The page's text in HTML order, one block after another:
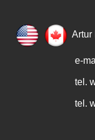
Artur
e-
tel. w USA:
tel. w